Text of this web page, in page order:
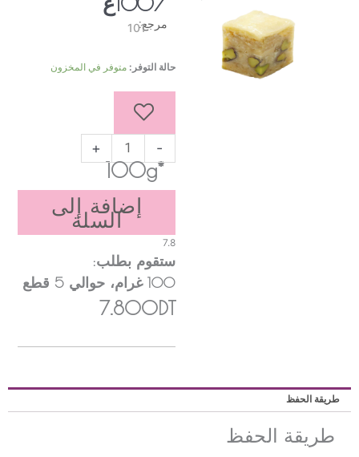
مرجع:101
حالة التوفر: متوفر في المخزون
إضافة إلى
السلة
ستقوم بطلب:
100غرام، حوالي5 قطع
7.800DT
طريقة الحفظ
طريقة الحفظ